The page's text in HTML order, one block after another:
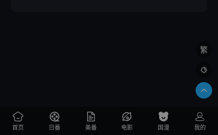
繁

首页 日番 美番 电影 国漫 我的